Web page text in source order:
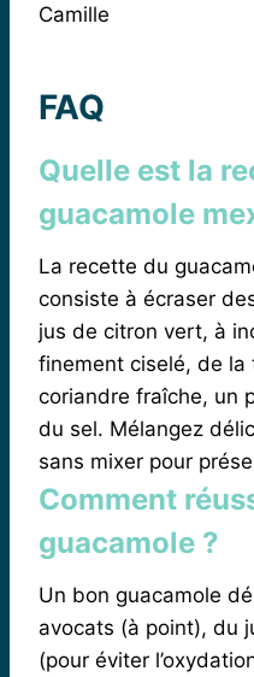
Camille
FAQ
Quelle est la
guacamole
La recette du
consiste à écraser
jus de citron vert, à
finement ciselé, de
coriandre fraîche, un
du sel. Mélangez
sans mixer pour
Comment
guacamole ?
Un bon guacamole
avocats (à point), du
(pour éviter